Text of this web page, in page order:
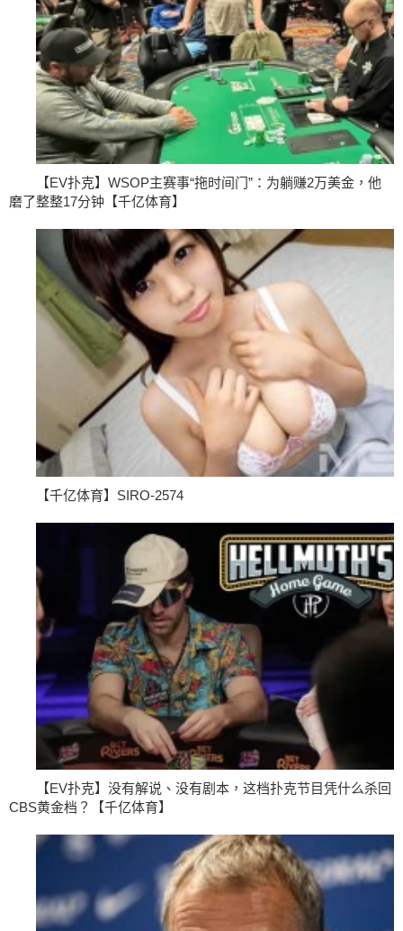
【EV扑克】WSOP主赛事“拖时间门”：为躺赚2万美金，他
磨了整整17分钟【千亿体育】
【千亿体育】SIRO-2574
【EV扑克】没有解说、没有剧本，这档扑克节目凭什么杀回
CBS黄金档？【千亿体育】